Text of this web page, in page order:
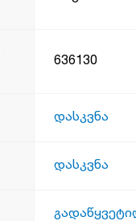
636130
დასკვნა
დასკვნა